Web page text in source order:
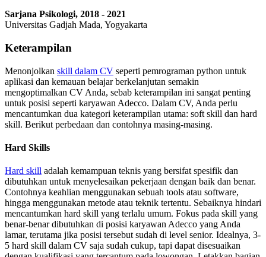
Sarjana Psikologi, 2018 - 2021
Universitas Gadjah Mada, Yogyakarta
Keterampilan
Menonjolkan skill dalam CV seperti pemrograman python untuk
aplikasi dan kemauan belajar berkelanjutan semakin
mengoptimalkan CV Anda, sebab keterampilan ini sangat penting
untuk posisi seperti karyawan Adecco. Dalam CV, Anda perlu
mencantumkan dua kategori keterampilan utama: soft skill dan hard
skill. Berikut perbedaan dan contohnya masing-masing.
Hard Skills
Hard skill adalah kemampuan teknis yang bersifat spesifik dan
dibutuhkan untuk menyelesaikan pekerjaan dengan baik dan benar.
Contohnya keahlian menggunakan sebuah tools atau software,
hingga menggunakan metode atau teknik tertentu. Sebaiknya hindari
mencantumkan hard skill yang terlalu umum. Fokus pada skill yang
benar-benar dibutuhkan di posisi karyawan Adecco yang Anda
lamar, terutama jika posisi tersebut sudah di level senior. Idealnya, 3-
5 hard skill dalam CV saja sudah cukup, tapi dapat disesuaikan